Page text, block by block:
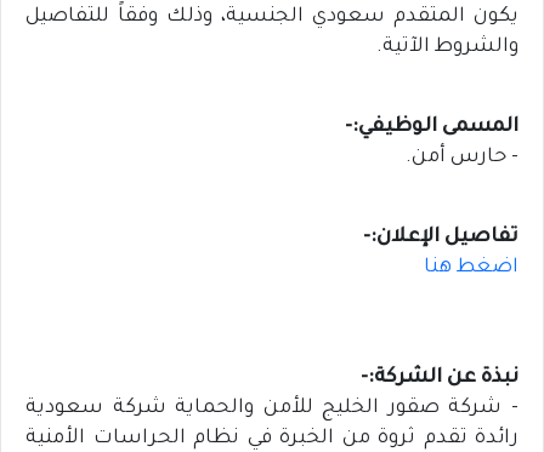
يكون المتقدم سعودي الجنسية، وذلك وفقاً للتفاصيل
والشروط الآتية.
المسمى الوظيفي:-
- حارس أمن.
تفاصيل الإعلان:-
اضغط هنا
نبذة عن الشركة:-
- شركة صقور الخليج للأمن والحماية شركة سعودية
رائدة تقدم ثروة من الخبرة في نظام الحراسات الأمنية